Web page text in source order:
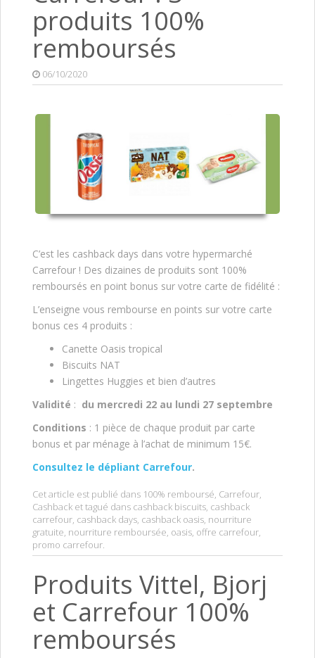
produits 100%
remboursés
06/10/2020
C’est les cashback days dans votre hypermarché
Carrefour ! Des dizaines de produits sont 100%
remboursés en point bonus sur votre carte de fidélité :
L’enseigne vous rembourse en points sur votre carte
bonus ces 4 produits :
Canette Oasis tropical
Biscuits NAT
Lingettes Huggies et bien d’autres
Validité : du mercredi 22 au lundi 27 septembre
Conditions : 1 pièce de chaque produit par carte
bonus et par ménage à l’achat de minimum 15€.
Consultez le dépliant Carrefour.
Cet article est publié dans 100% remboursé, Carrefour,
Cashback et tagué dans cashback biscuits, cashback
carrefour, cashback days, cashback oasis, nourriture
gratuite, nourriture remboursée, oasis, offre carrefour,
promo carrefour.
Produits Vittel, Bjorj
et Carrefour 100%
remboursés